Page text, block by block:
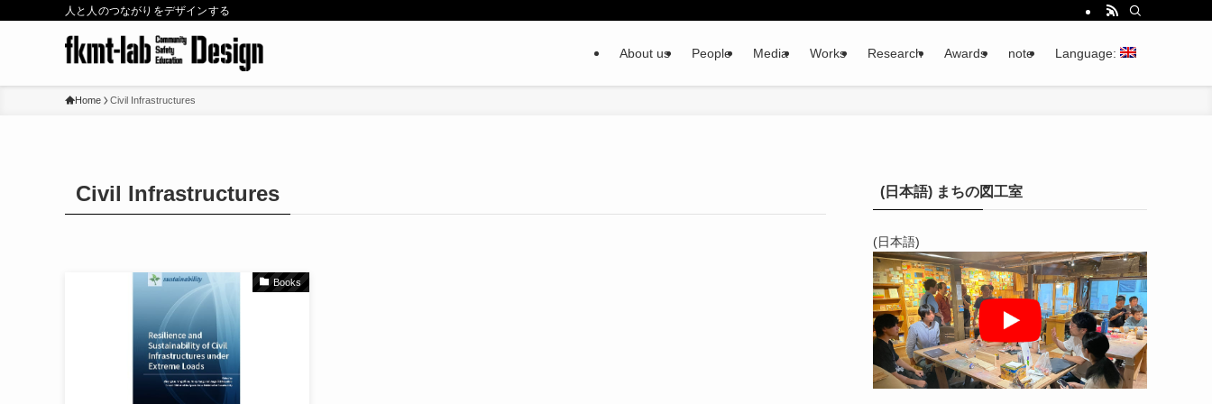
人と人のつながりをデザインする
About us People Media Works Research Awards note Language:
Home Civil Infrastructures
Civil Infrastructures
Books
(日本語) まちの図工室
(日本語)